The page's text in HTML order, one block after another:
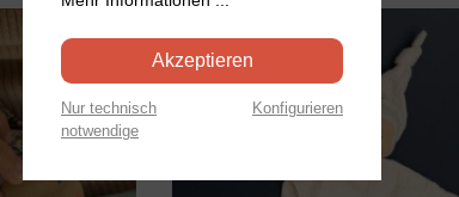
Akzeptieren
Nur technisch
notwendige
Konfigurieren